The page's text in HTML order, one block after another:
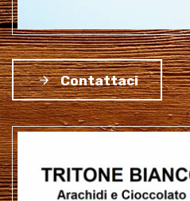
Contattaci